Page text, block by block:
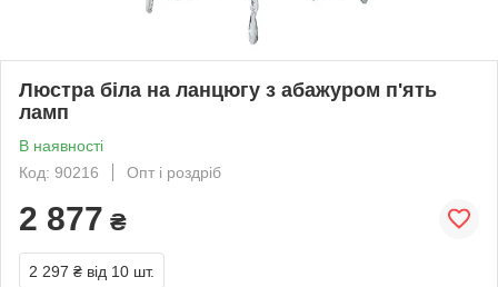
Люстра біла на ланцюгу з абажуром п'ять
ламп
В наявності
Код: 90216
Опт і роздріб
2 877 ₴
2 297 ₴ від 10 шт.